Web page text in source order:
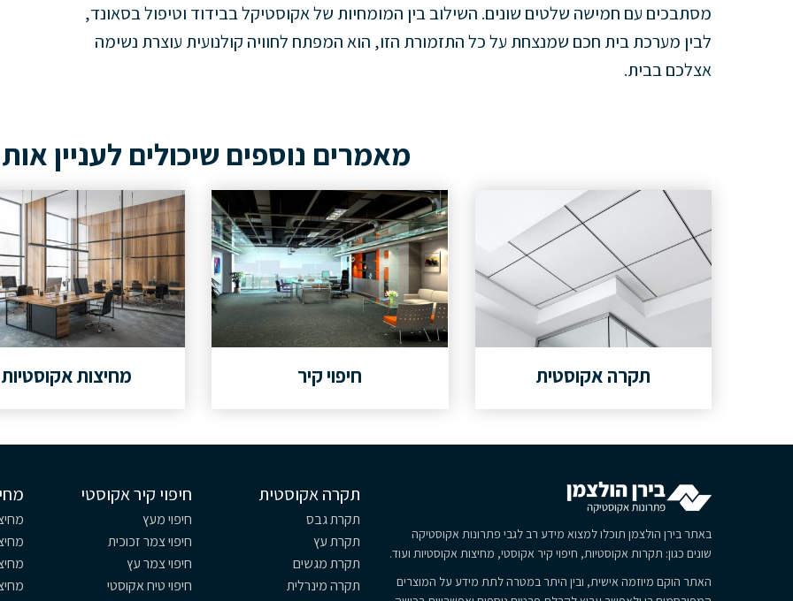
מסתבכים עם חמישה שלטים שונים. השילוב בין המומחיות של אקוסטיקל בבידוד וטיפול בסאונד,
לבין מערכת בית חכם שמנצחת על כל התזמורת הזו, הוא המפתח לחוויה קולנועית עוצרת נשימה
אצלכם בבית.
מאמרים נוספים שיכולים לעניין
תקרה אקוסטית חיפוי קיר מחיצות אקוסטיות
באתר בירן הולצמן תוכלו למצוא מידע רב לגבי פתרונות אקוסטיקה
שונים כגון: תקרות אקוסטיות, חיפוי קיר אקוסטי, מחיצות אקוסטיות ועוד.
האתר הוקם מיוזמה אישית, ובין היתר במטרה לתת מידע על המוצרים
תקרה אקוסטית
תקרת גבס
תקרת עץ
תקרת מגשים
תקרה מינרלית
חיפוי קיר אקוסטי
חיפוי מעץ
חיפוי צמר זכוכית
חיפוי צמר עץ
חיפוי טיח אקוסטי